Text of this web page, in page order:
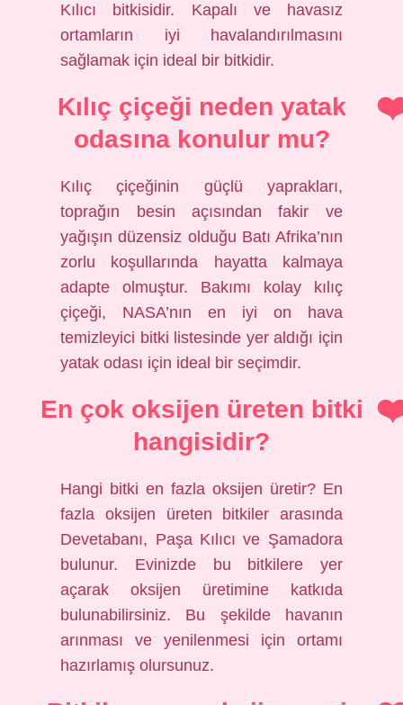
Kılıcı bitkisidir. Kapalı ve havasız
ortamların iyi havalandırılmasını
sağlamak için ideal bir bitkidir.
Kılıç çiçeği neden yatak
odasına konulur mu?
Kılıç çiçeğinin güçlü yaprakları,
toprağın besin açısından fakir ve
yağışın düzensiz olduğu Batı Afrika’nın
zorlu koşullarında hayatta kalmaya
adapte olmuştur. Bakımı kolay kılıç
çiçeği, NASA’nın en iyi on hava
temizleyici bitki listesinde yer aldığı için
yatak odası için ideal bir seçimdir.
En çok oksijen üreten bitki
hangisidir?
Hangi bitki en fazla oksijen üretir? En
fazla oksijen üreten bitkiler arasında
Devetabanı, Paşa Kılıcı ve Şamadora
bulunur. Evinizde bu bitkilere yer
açarak oksijen üretimine katkıda
bulunabilirsiniz. Bu şekilde havanın
arınması ve yenilenmesi için ortamı
hazırlamış olursunuz.